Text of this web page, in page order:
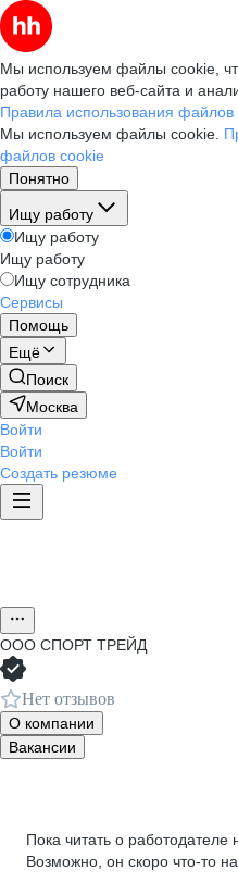
Мы используем файлы cookie,
работу нашего веб-сайта и
Правила использования файлов
Мы используем файлы cookie.
файлов cookie
Понятно
Ищу работу
Ищу работу
Ищу работу
Ищу сотрудника
Сервисы
Помощь
Ещё
Поиск
Москва
Войти
Войти
Создать резюме
ООО СПОРТ ТРЕЙД
Нет отзывов
О компании
Вакансии
Пока читать о работодателе
Возможно, он скоро что‑то